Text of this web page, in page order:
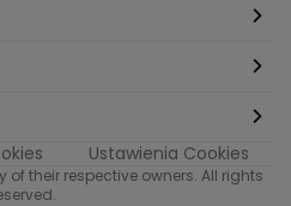
METRO
Ustawienia Cookies
their respective owners. All rights